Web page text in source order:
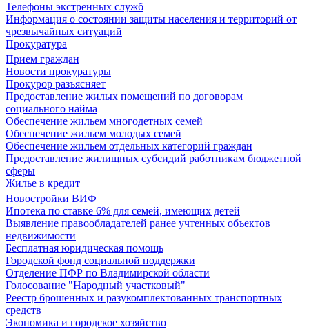
Телефоны экстренных служб
Информация о состоянии защиты населения и территорий от
чрезвычайных ситуаций
Прокуратура
Прием граждан
Новости прокуратуры
Прокурор разъясняет
Предоставление жилых помещений по договорам
социального найма
Обеспечение жильем многодетных семей
Обеспечение жильем молодых семей
Обеспечение жильем отдельных категорий граждан
Предоставление жилищных субсидий работникам бюджетной
сферы
Жилье в кредит
Новостройки ВИФ
Ипотека по ставке 6% для семей, имеющих детей
Выявление правообладателей ранее учтенных объектов
недвижимости
Бесплатная юридическая помощь
Городской фонд социальной поддержки
Отделение ПФР по Владимирской области
Голосование "Народный участковый"
Реестр брошенных и разукомплектованных транспортных
средств
Экономика и городское хозяйство